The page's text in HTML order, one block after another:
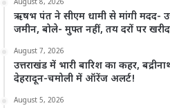
August 8, 2026
ऋषभ पंत ने सीएम धामी से मांगी मदद-
जमीन, बोले- मुफ्त नहीं, तय दरों पर
August 7, 2026
उत्तराखंड में भारी बारिश का कहर,
देहरादून-चमोली में ऑरेंज अलर्ट!
August 5, 2026